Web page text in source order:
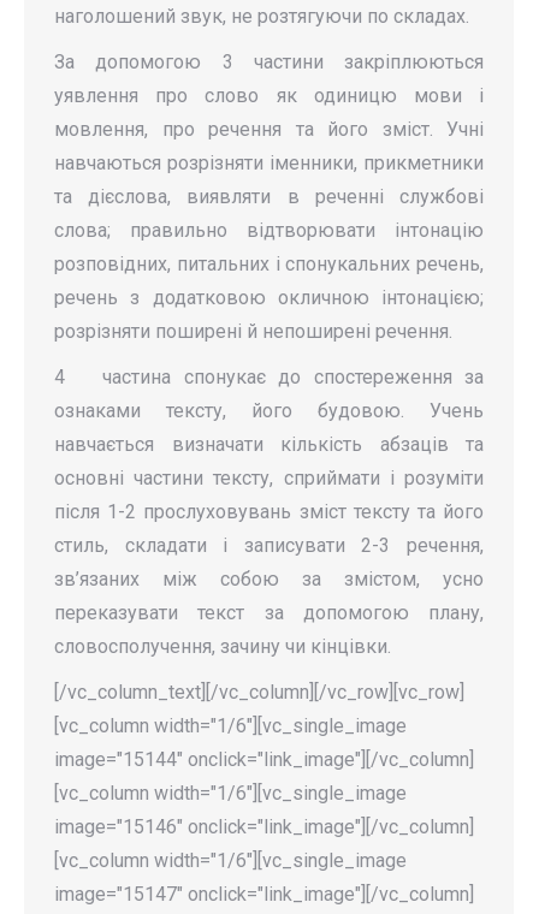
наголошений звук, не розтягуючи по складах.
За допомогою 3 частини закріплюються
уявлення про слово як одиницю мови і
мовлення, про речення та його зміст. Учні
навчаються розрізняти іменники, прикметники
та дієслова, виявляти в реченні службові
слова; правильно відтворювати інтонацію
розповідних, питальних і спонукальних речень,
речень з додатковою окличною інтонацією;
розрізняти поширені й непоширені речення.
4 частина спонукає до спостереження за
ознаками тексту, його будовою. Учень
навчається визначати кількість абзаців та
основні частини тексту, сприймати і розуміти
після 1-2 прослуховувань зміст тексту та його
стиль, складати і записувати 2-3 речення,
зв’язаних між собою за змістом, усно
переказувати текст за допомогою плану,
словосполучення, зачину чи кінцівки.
[/vc_column_text][/vc_column][/vc_row][vc_row]
[vc_column width="1/6"][vc_single_image
image="15144" onclick="link_image"][/vc_column]
[vc_column width="1/6"][vc_single_image
image="15146" onclick="link_image"][/vc_column]
[vc_column width="1/6"][vc_single_image
image="15147" onclick="link_image"][/vc_column]